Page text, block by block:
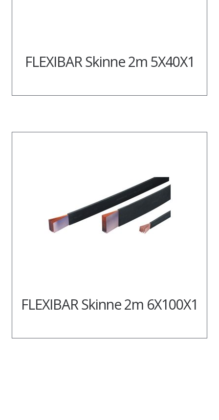
FLEXIBAR Skinne 2m 5X40X1
FLEXIBAR Skinne 2m 6X100X1